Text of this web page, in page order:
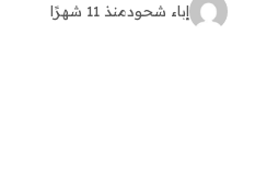
إباء شحودمنذ 11 شهرًا